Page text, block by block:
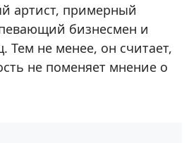
артист, примерный
бизнесмен и
Тем не менее, он считает,
не поменяет мнение о